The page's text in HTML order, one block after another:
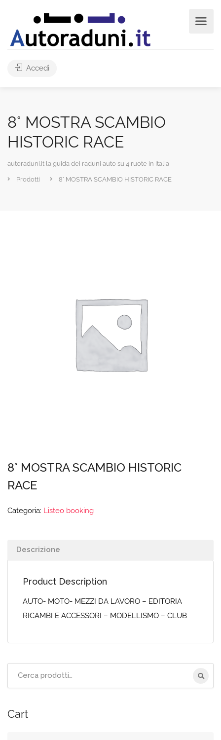
Accedi
8° MOSTRA SCAMBIO
HISTORIC RACE
autoraduni.it la guida dei raduni auto su 4 ruote in Italia
Prodotti 8° MOSTRA SCAMBIO HISTORIC RACE
8° MOSTRA SCAMBIO HISTORIC
RACE
Categoria: Listeo booking
Descrizione
Product Description
AUTO- MOTO- MEZZI DA LAVORO – EDITORIA
RICAMBI E ACCESSORI – MODELLISMO – CLUB
Cart